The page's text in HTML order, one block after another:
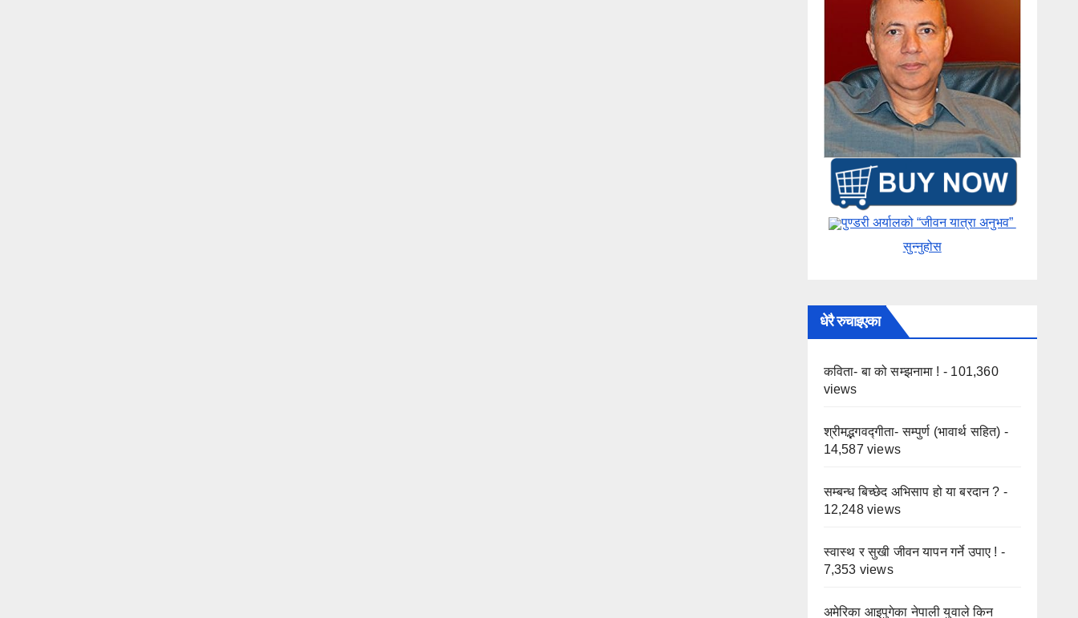
पुण्डरी अर्यालको “जीवन यात्रा अनुभव” ​
सुन्नुहोस
धेरै रुचाइएका
कविता- बा को सम्झनामा ! - 101,360
views
श्रीमद्भगवद्गीता- सम्पुर्ण (भावार्थ सहित) -
14,587 views
सम्बन्ध बिच्छेद अभिसाप हो या बरदान ? -
12,248 views
स्वास्थ र सुखी जीवन यापन गर्ने उपाए ! -
7,353 views
अमेरिका आइपुगेका नेपाली युवाले किन